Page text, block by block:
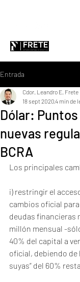
Entrada
Dólar:
nuevas
BCRA
Cdor. Leandro E. Frete
18 sept 20204 min de
Los principales
i) restringir el
cambios oficial
deudas financieras
millón mensual -
40% del capital a
oficial, debiendo de
suyas” del 60%